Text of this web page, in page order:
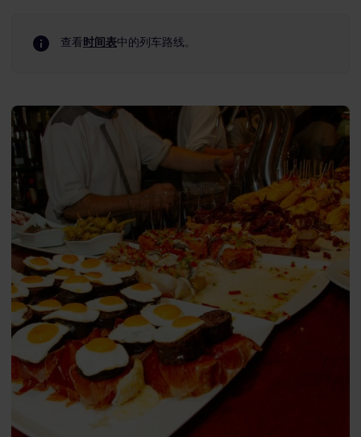
查看时间表中的列车路线。